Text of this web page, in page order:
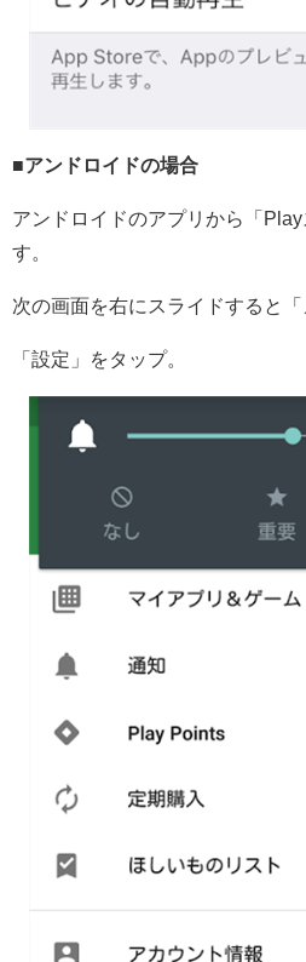
■アンドロイドの場合
アンドロイドのアプリから「
す。
次の画面を右にスライドすると「
「設定」をタップ。